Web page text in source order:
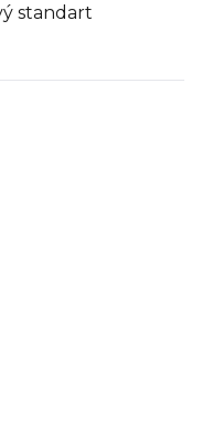
standart